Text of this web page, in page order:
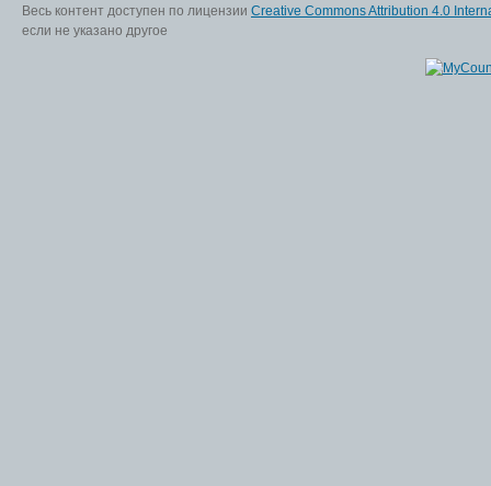
Весь контент доступен по лицензии Creative Commons Attribution 4.0
если не указано другое